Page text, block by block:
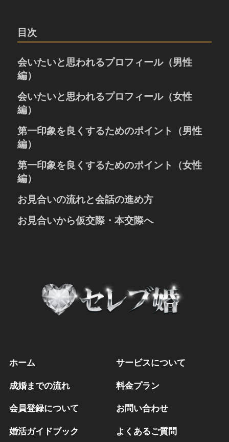
目次
会いたいと思われるプロフィール（男性
編）
婚活におけるプロフィールとは
人の心を捉える笑顔の写真
お写真のポイント
趣味や休日の過ごし方
お相手への希望
会いたいと思われるプロフィール（女性
編）
婚活におけるプロフィールとは
人の心を捉える笑顔の写真
お写真のポイント
趣味や休日の過ごし方
お相手への希望
第一印象を良くするためのポイント（男性
編）
「清潔感」と「誠実さ」が大切
お見合いでの表情と声のポイント
服装、髪型、爪、髭のポイント
第一印象を良くするためのポイント（女性
編）
表情、声、姿勢のポイント
服装のポイント
お見合いの流れと会話の進め方
お見合い成立後の準備
お見合いから仮交際・本交際へ
ホーム サービスについて
成婚までの流れ 料金プラン
会員登録について お問い合わせ
婚活ガイドブック よくあるご質問